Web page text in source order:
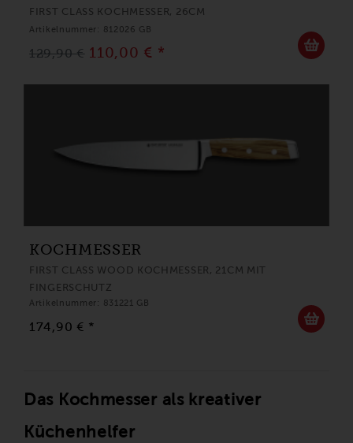
FIRST CLASS KOCHMESSER, 26CM
Artikelnummer: 812026 GB
129,90 € 110,00 € *
KOCHMESSER
FIRST CLASS WOOD KOCHMESSER, 21CM MIT
FINGERSCHUTZ
Artikelnummer: 831221 GB
174,90 € *
Das Kochmesser als kreativer
Küchenhelfer